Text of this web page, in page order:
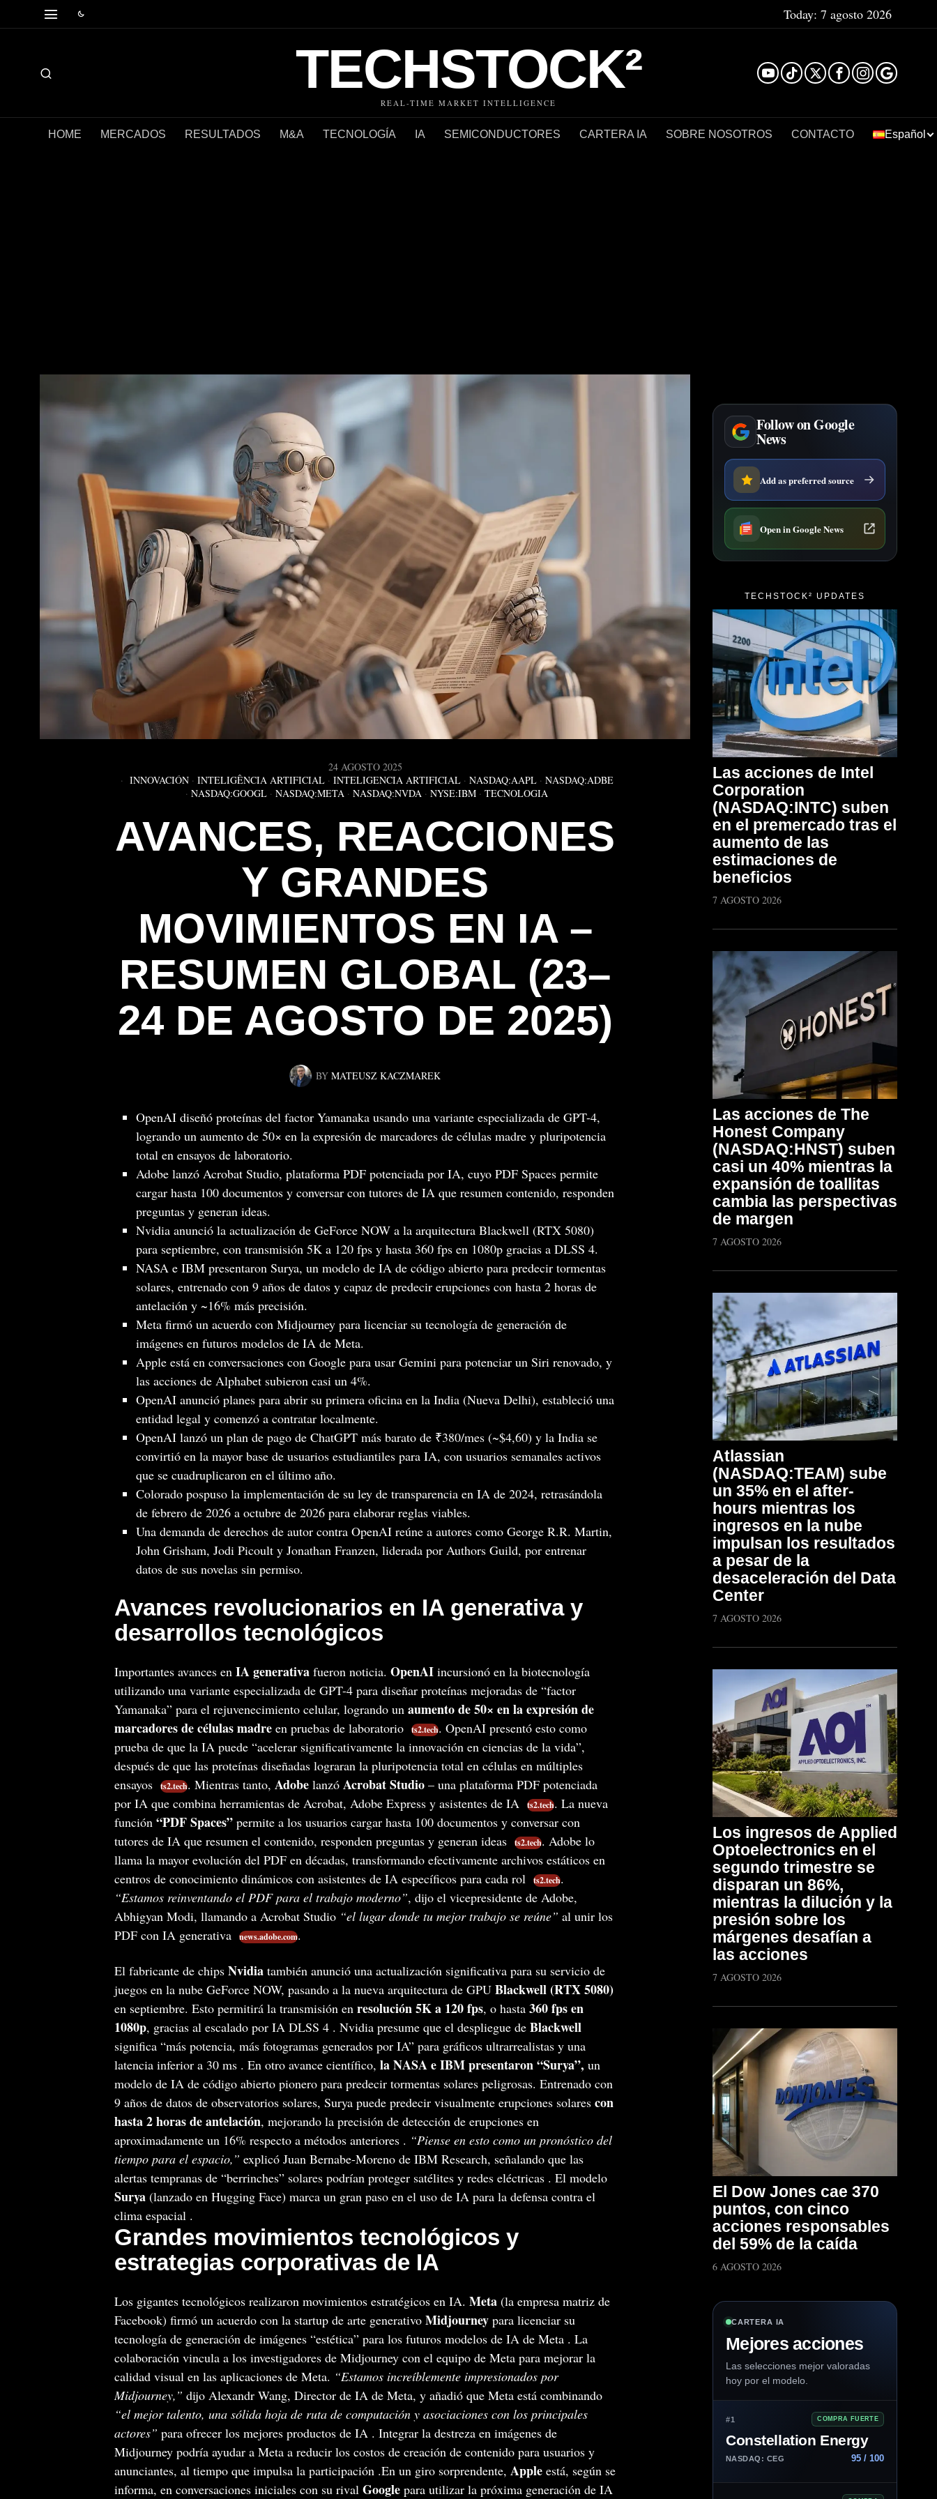
Today: 7 agosto 2026
TECHSTOCK²
REAL-TIME MARKET INTELLIGENCE
HOME MERCADOS RESULTADOS M&A TECNOLOGÍA IA SEMICONDUCTORES CARTERA IA SOBRE NOSOTROS CONTACTO Español
24 AGOSTO 2025
INNOVACIÓN · INTELIGÊNCIA ARTIFICIAL · INTELIGENCIA ARTIFICIAL · NASDAQ:AAPL · NASDAQ:ADBE
· NASDAQ:GOOGL · NASDAQ:META · NASDAQ:NVDA · NYSE:IBM · TECNOLOGIA
AVANCES, REACCIONES
Y GRANDES
MOVIMIENTOS EN IA –
RESUMEN GLOBAL (23–
24 DE AGOSTO DE 2025)
BY MATEUSZ KACZMAREK
OpenAI diseñó proteínas del factor Yamanaka usando una variante especializada de GPT-4,
logrando un aumento de 50× en la expresión de marcadores de células madre y pluripotencia
total en ensayos de laboratorio.
Adobe lanzó Acrobat Studio, plataforma PDF potenciada por IA, cuyo PDF Spaces permite
cargar hasta 100 documentos y conversar con tutores de IA que resumen contenido, responden
preguntas y generan ideas.
Nvidia anunció la actualización de GeForce NOW a la arquitectura Blackwell (RTX 5080)
para septiembre, con transmisión 5K a 120 fps y hasta 360 fps en 1080p gracias a DLSS 4.
NASA e IBM presentaron Surya, un modelo de IA de código abierto para predecir tormentas
solares, entrenado con 9 años de datos y capaz de predecir erupciones con hasta 2 horas de
antelación y ~16% más precisión.
Meta firmó un acuerdo con Midjourney para licenciar su tecnología de generación de
imágenes en futuros modelos de IA de Meta.
Apple está en conversaciones con Google para usar Gemini para potenciar un Siri renovado, y
las acciones de Alphabet subieron casi un 4%.
OpenAI anunció planes para abrir su primera oficina en la India (Nueva Delhi), estableció una
entidad legal y comenzó a contratar localmente.
OpenAI lanzó un plan de pago de ChatGPT más barato de ₹380/mes (~$4,60) y la India se
convirtió en la mayor base de usuarios estudiantiles para IA, con usuarios semanales activos
que se cuadruplicaron en el último año.
Colorado pospuso la implementación de su ley de transparencia en IA de 2024, retrasándola
de febrero de 2026 a octubre de 2026 para elaborar reglas viables.
Una demanda de derechos de autor contra OpenAI reúne a autores como George R.R. Martin,
John Grisham, Jodi Picoult y Jonathan Franzen, liderada por Authors Guild, por entrenar
datos de sus novelas sin permiso.
Avances revolucionarios en IA generativa y
desarrollos tecnológicos
Importantes avances en IA generativafueron noticia. OpenAIincursionó en la biotecnología
utilizando una variante especializada de GPT-4 para diseñar proteínas mejoradas de “factor
Yamanaka” para el rejuvenecimiento celular, logrando un aumento de 50× en la expresión de
marcadores de células madreen pruebas de laboratorio ts2.tech. OpenAI presentó esto como
prueba de que la IA puede “acelerar significativamente la innovación en ciencias de la vida”,
después de que las proteínas diseñadas lograran la pluripotencia total en células en múltiples
ensayos
ts2.tech. Mientras tanto, Adobelanzó Acrobat Studio– una plataforma PDF potenciada
por IA que combina herramientas de Acrobat, Adobe Express y asistentes de IA
ts2.tech. La nueva
función “PDF Spaces”permite a los usuarios cargar hasta 100 documentos y conversar con
tutores de IA que resumen el contenido, responden preguntas y generan ideas
ts2.tech. Adobe lo
llama la mayor evolución del PDF en décadas, transformando efectivamente archivos estáticos en
centros de conocimiento dinámicos con asistentes de IA específicos para cada rol
ts2.tech.
“Estamos reinventando el PDF para el trabajo moderno”, dijo el vicepresidente de Adobe,
Abhigyan Modi, llamando a Acrobat Studio “el lugar donde tu mejor trabajo se reúne” al unir los
PDF con IA generativa
news.adobe.com.
El fabricante de chips Nvidiatambién anunció una actualización significativa para su servicio de
juegos en la nube GeForce NOW, pasando a la nueva arquitectura de GPU Blackwell (RTX 5080)
en septiembre. Esto permitirá la transmisión en resolución 5K a 120 fps, o hasta 360 fps en
1080p, gracias al escalado por IA DLSS 4 . Nvidia presume que el despliegue de Blackwell
significa “más potencia, más fotogramas generados por IA” para gráficos ultrarrealistas y una
latencia inferior a 30 ms . En otro avance científico, la NASA e IBM presentaron “Surya”, un
modelo de IA de código abierto pionero para predecir tormentas solares peligrosas. Entrenado con
9 años de datos de observatorios solares, Surya puede predecir visualmente erupciones solares con
hasta 2 horas de antelación, mejorando la precisión de detección de erupciones en
aproximadamente un 16% respecto a métodos anteriores . “Piense en esto como un pronóstico del
tiempo para el espacio,” explicó Juan Bernabe-Moreno de IBM Research, señalando que las
alertas tempranas de “berrinches” solares podrían proteger satélites y redes eléctricas . El modelo
Surya(lanzado en Hugging Face) marca un gran paso en el uso de IA para la defensa contra el
clima espacial .
Grandes movimientos tecnológicos y
estrategias corporativas de IA
Los gigantes tecnológicos realizaron movimientos estratégicos en IA. Meta(la empresa matriz de
Facebook) firmó un acuerdo con la startup de arte generativo Midjourneypara licenciar su
tecnología de generación de imágenes “estética” para los futuros modelos de IA de Meta . La
colaboración vincula a los investigadores de Midjourney con el equipo de Meta para mejorar la
calidad visual en las aplicaciones de Meta. “Estamos increíblemente impresionados por
Midjourney,” dijo Alexandr Wang, Director de IA de Meta, y añadió que Meta está combinando
“el mejor talento, una sólida hoja de ruta de computación y asociaciones con los principales
actores” para ofrecer los mejores productos de IA . Integrar la destreza en imágenes de
Midjourney podría ayudar a Meta a reducir los costos de creación de contenido para usuarios y
anunciantes, al tiempo que impulsa la participación .En un giro sorprendente, Appleestá, según se
informa, en conversaciones iniciales con su rival Googlepara utilizar la próxima generación de IA
Follow on Google
News
Add as preferred source
Open in Google News
TECHSTOCK² UPDATES
Las acciones de Intel
Corporation
(NASDAQ:INTC) suben
en el premercado tras el
aumento de las
estimaciones de
beneficios
7 AGOSTO 2026
Las acciones de The
Honest Company
(NASDAQ:HNST) suben
casi un 40% mientras la
expansión de toallitas
cambia las perspectivas
de margen
7 AGOSTO 2026
Atlassian
(NASDAQ:TEAM) sube
un 35% en el after-
hours mientras los
ingresos en la nube
impulsan los resultados
a pesar de la
desaceleración del Data
Center
7 AGOSTO 2026
Los ingresos de Applied
Optoelectronics en el
segundo trimestre se
disparan un 86%,
mientras la dilución y la
presión sobre los
márgenes desafían a
las acciones
7 AGOSTO 2026
El Dow Jones cae 370
puntos, con cinco
acciones responsables
del 59% de la caída
6 AGOSTO 2026
CARTERA IA
Mejores acciones
Las selecciones mejor valoradas
hoy por el modelo.
#1 COMPRA FUERTE
Constellation Energy
NASDAQ: CEG 95 / 100